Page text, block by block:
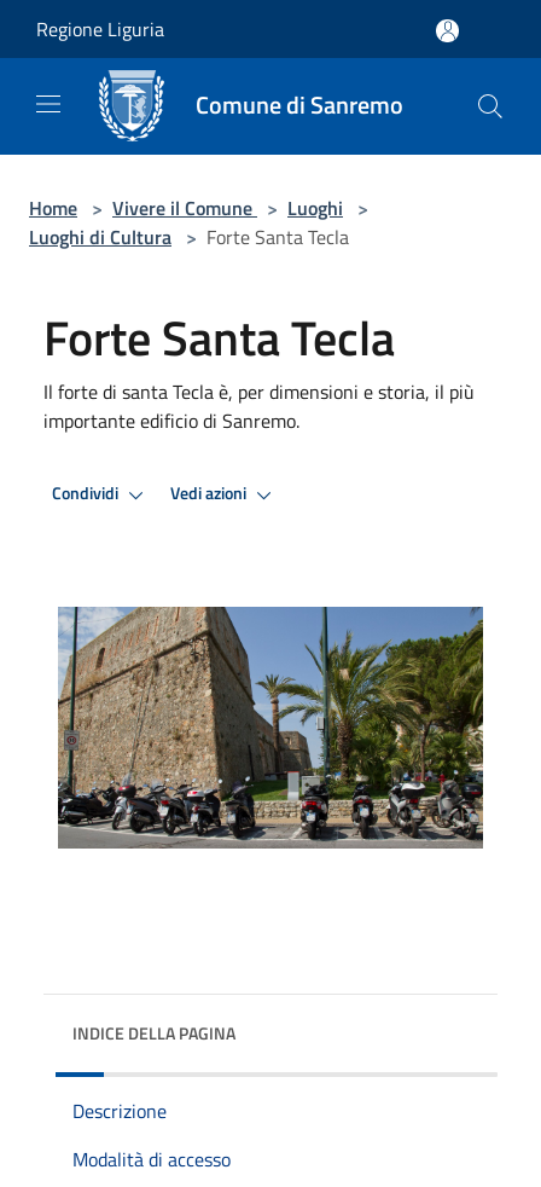
Regione Liguria
Comune di Sanremo
Home > Vivere il Comune > Luoghi >
Luoghi di Cultura > Forte Santa Tecla
Forte Santa Tecla
Il forte di santa Tecla è, per dimensioni e storia, il più
importante edificio di Sanremo.
Condividi Vedi azioni
INDICE DELLA PAGINA
Descrizione
Modalità di accesso